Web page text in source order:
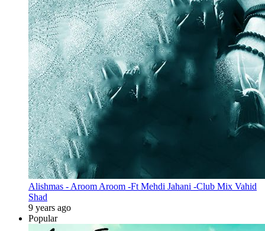
Alishmas - Aroom Aroom -Ft Mehdi Jahani -Club Mix Vahid
Shad
9 years ago
Popular